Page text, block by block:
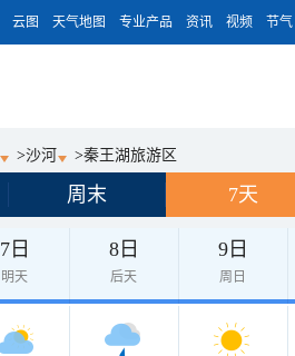
云图 天气地图 专业产品 资讯 视频 节气
>沙河 >秦王湖旅游区
周末 7天
7日
明天
8日
后天
9日
周日